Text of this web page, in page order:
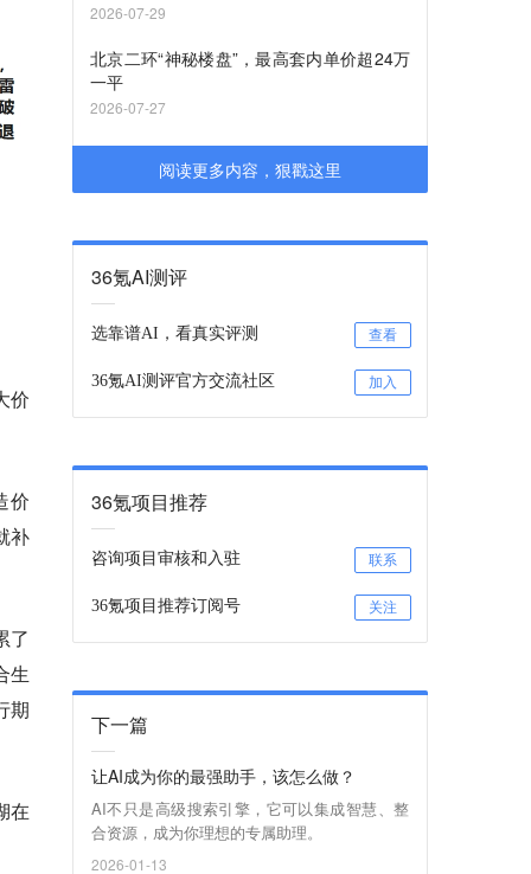
价
价
补
了
生
期
在
2026-07-29
北京二环“神秘楼盘”，最高套内单价超24万
一平
2026-07-27
阅读更多内容，狠戳这里
36氪AI测评
选靠谱AI，看真实评测 查看
36氪AI测评官方交流社区 加入
36氪项目推荐
咨询项目审核和入驻 联系
36氪项目推荐订阅号 关注
下一篇
让AI成为你的最强助手，该怎么做？
AI不只是高级搜索引擎，它可以集成智慧、整
合资源，成为你理想的专属助理。
2026-01-13